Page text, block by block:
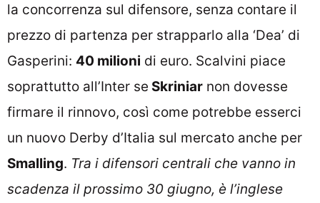
la concorrenza sul difensore, senza contare il
prezzo di partenza per strapparlo alla ‘Dea’ di
Gasperini: 40 milioni di euro. Scalvini piace
soprattutto all’Inter se Skriniar non dovesse
firmare il rinnovo, così come potrebbe esserci
un nuovo Derby d’Italia sul mercato anche per
Smalling. Tra i difensori centrali che vanno in
scadenza il prossimo 30 giugno, è l’inglese